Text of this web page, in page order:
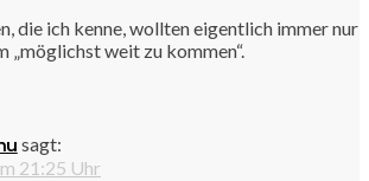
die ich kenne, wollten eigentlich immer nur
„möglichst weit zu kommen“.
sagt:
21:25 Uhr